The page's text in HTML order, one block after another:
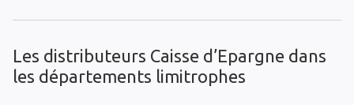
Les distributeurs Caisse d’Epargne dans
les départements limitrophes